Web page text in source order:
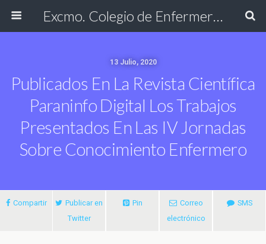
Excmo. Colegio de Enfermería de Cádiz
13 Julio, 2020
Publicados En La Revista Científica
Paraninfo Digital Los Trabajos
Presentados En Las IV Jornadas
Sobre Conocimiento Enfermero
Compartir
Publicar en
Twitter
Pin
Correo
electrónico
SMS